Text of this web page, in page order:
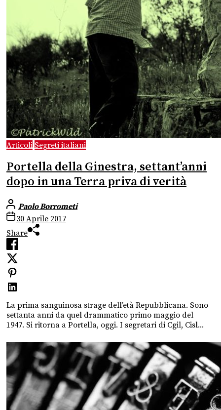
Articoli Segreti italiani
Portella della Ginestra, settant’anni
dopo in una Terra priva di verità
Paolo Borrometi
30 Aprile 2017
Share
La prima sanguinosa strage dell’età Repubblicana. Sono
settanta anni da quel drammatico primo maggio del
1947. Si ritorna a Portella, oggi. I segretari di Cgil, Cisl...